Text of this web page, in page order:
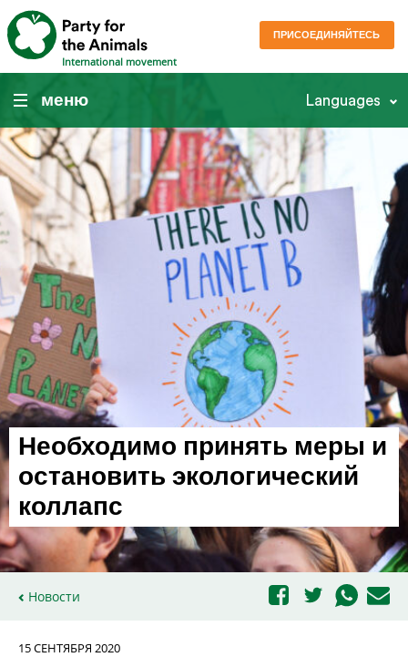
International movement
ПРИСОЕДИНЯЙТЕСЬ
меню Languages
Необходимо принять меры и
остановить экологический
коллапс
Новости
15 СЕНТЯБРЯ 2020